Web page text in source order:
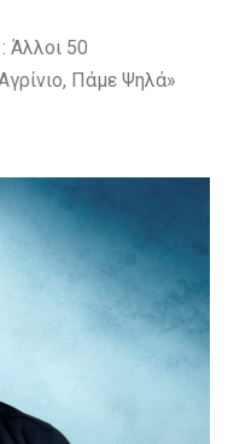
Άλλοι 50
Πάμε Ψηλά»